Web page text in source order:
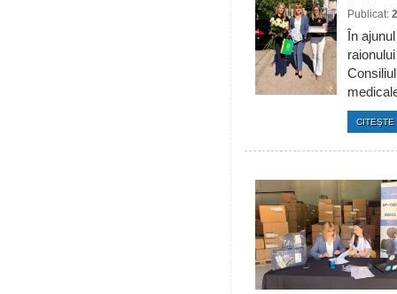
Publicat:
În
CITEŞTE